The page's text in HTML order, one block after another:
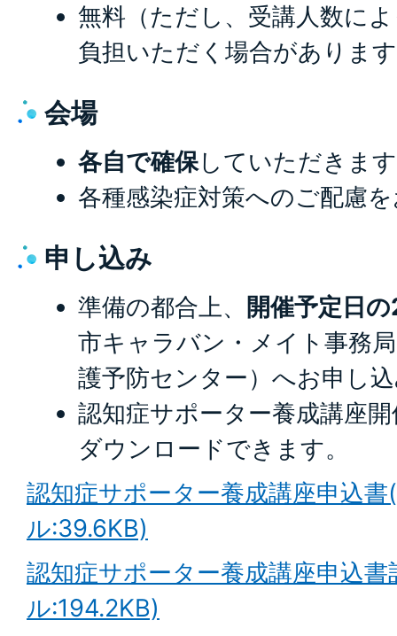
無料（ただし、受講人数に
負担いただく場合がありま
会場
各自で確保していただきま
各種感染症対策へのご配慮
申し込み
準備の都合上、
開催予定日
市キャラバン・メイト事務
護予防センター）へお申し
認知症サポーター養成講座
ダウンロードできます。
認知症サポーター養成講座申込
ル:39.6KB)
認知症サポーター養成講座申込
ル:194.2KB)